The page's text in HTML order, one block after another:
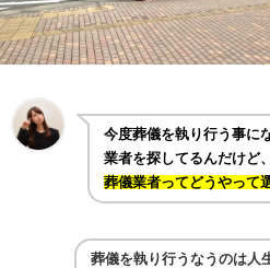
今度葬儀を執り行う事に
業者を探してるんだけど、
葬儀業者ってどうやって
葬儀を執り行うなうのは人